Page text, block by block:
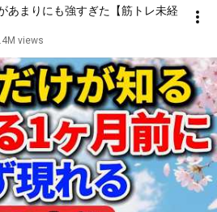
あまりにも強すぎた【筋トレ未経
views